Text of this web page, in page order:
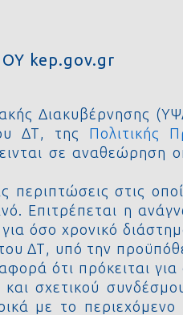
kep.gov.gr
Διακυβέρνησης
ΔΤ, της
Πολιτικής
σε αναθεώρηση
στις
Επιτρέπεται η
όσο χρονικό
ΔΤ, υπό την
ότι πρόκειται
σχετικού
με το